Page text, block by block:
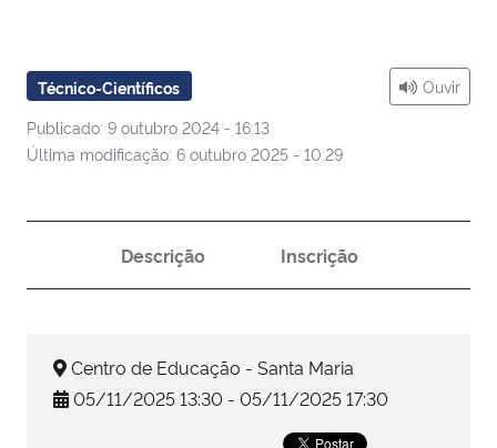
Ministério da Ciência, Tecnologia, Inovações e Comunicações
Ministério do Meio Ambiente
Ministério do Desenvolvimento Regional
Ministério da Mulher, da Família e dos Direitos Humanos
Técnico-Científicos
Publicado: 9 outubro 2024 - 16:13
Última modificação: 6 outubro 2025 - 10:29
Ouvir
Descrição Inscrição
Centro de Educação - Santa Maria
05/11/2025 13:30 - 05/11/2025 17:30